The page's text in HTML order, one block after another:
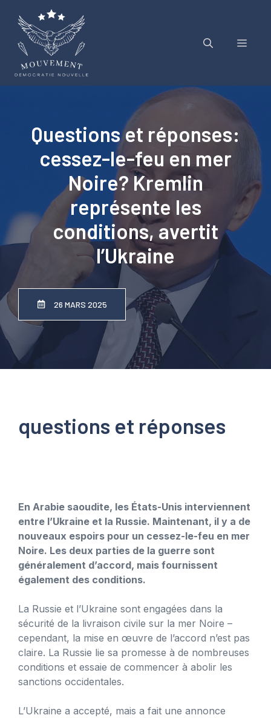
contenu
Menu
Questions et réponses:
cessez-le-feu en mer
Noire? Kremlin
représente les
conditions, avertit
l’Ukraine
26 MARS 2025
questions et réponses
En Arabie saoudite, les États-Unis interviennent
entre l’Ukraine et la Russie. Maintenant, il y a de
nouveaux espoirs pour un cessez-le-feu en mer
Noire. Les deux parties de la guerre sont
généralement d’accord, mais fournissent
également des conditions.
La Russie et l’Ukraine sont engagées dans la
sécurité de la livraison civile sur la mer Noire –
cependant, la mise en œuvre de l’accord n’est pas
claire. La Russie lie sa promesse à de nombreuses
conditions et essaie de commencer à abolir les
sanctions occidentales.
L’Ukraine a accepté, mais a fait une annonce